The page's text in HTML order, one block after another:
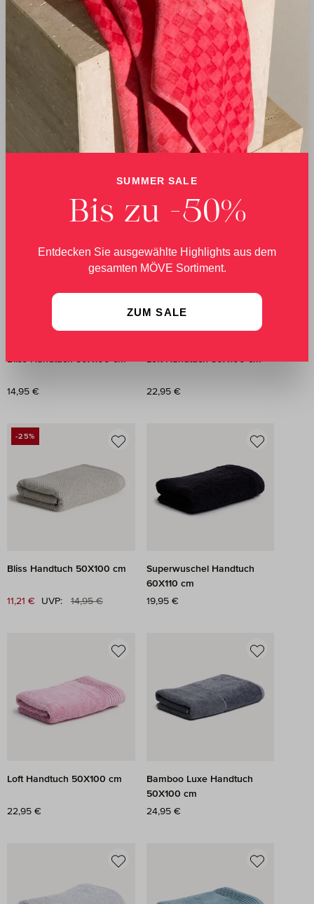
Superwuschel Handtuch
Superwuschel Handtuch
Regulärer Preis:
19,95 €
Regulärer Preis:
14,95 € Regulärer Preis:
22,95 €
RABATT
-25%
Bliss Handtuch 50X100 cm
Verkaufspreis:
11,21 € UVP: Regulärer Preis:
14,95 €
Superwuschel Handtuch
60X110 cm
Regulärer Preis:
19,95 €
Loft Handtuch 50X100 cm
Regulärer Preis:
22,95 €
Bamboo Luxe Handtuch
50X100 cm
Regulärer Preis:
24,95 €
SUMMER SALE
Bis zu -50%
Entdecken Sie ausgewählte Highlights aus dem
gesamten MÖVE Sortiment.
ZUM SALE